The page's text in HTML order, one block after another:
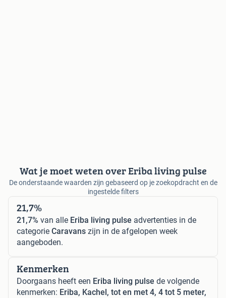
Wat je moet weten over Eriba living pulse
De onderstaande waarden zijn gebaseerd op je zoekopdracht en de
ingestelde filters
21,7%
21,7% van alle Eriba living pulse advertenties in de
categorie Caravans zijn in de afgelopen week
aangeboden.
Kenmerken
Doorgaans heeft een Eriba living pulse de volgende
kenmerken: Eriba, Kachel, tot en met 4, 4 tot 5 meter,